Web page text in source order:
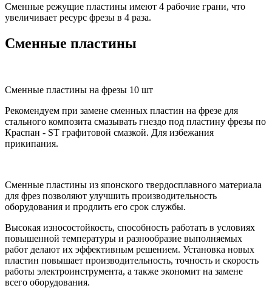
Сменные режущие пластины имеют 4 рабочие грани, что
увеличивает ресурс фрезы в 4 раза.
Сменные пластины
Сменные пластины на фрезы 10 шт
Рекомендуем при замене сменных пластин на фрезе для
стального композита смазывать гнездо под пластину фрезы по
Краспан - ST графитовой смазкой. Для избежания
прикипания.
Сменные пластины из японского твердосплавного материала
для фрез позволяют улучшить производительность
оборудования и продлить его срок службы.
Высокая износостойкость, способность работать в условиях
повышенной температуры и разнообразие выполняемых
работ делают их эффективным решением. Установка новых
пластин повышает производительность, точность и скорость
работы электроинструмента, а также экономит на замене
всего оборудования.